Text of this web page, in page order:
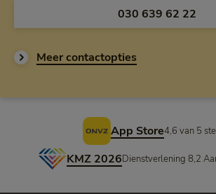
Bel ons op
030 639 62 22
Meer contactopties
App Store4,6 van 5
KMZ 2026Dienstverlening 8,2